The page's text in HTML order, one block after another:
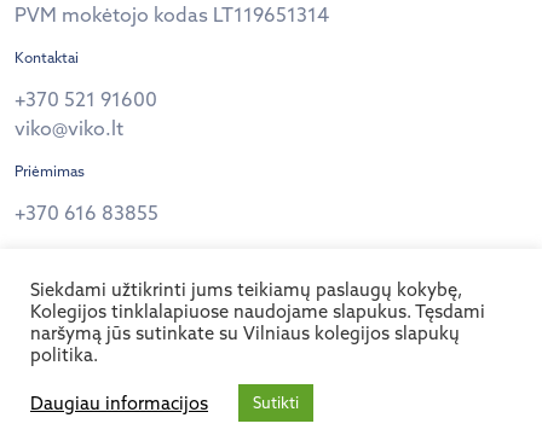
PVM mokėtojo kodas LT119651314
Kontaktai
+370 521 91600
viko@viko.lt
Priėmimas
+370 616 83855
Sekite mus
© 2026 Vilniaus kolegija.
Siekdami užtikrinti jums teikiamų paslaugų kokybę,
Kolegijos tinklalapiuose naudojame slapukus. Tęsdami
naršymą jūs sutinkate su Vilniaus kolegijos slapukų
politika.
Daugiau informacijos Sutikti